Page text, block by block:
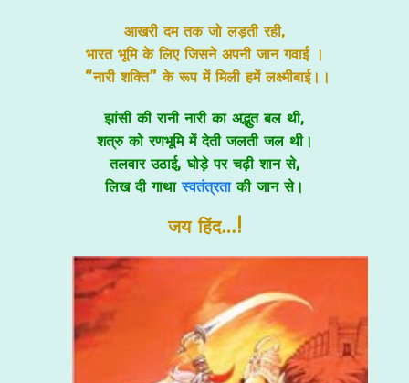
आखरी दम तक जो लड़ती रही,
भारत भूमि के लिए जिसने अपनी जानगवाई।
“नारी शक्ति” के रूप में मिली हमें लक्ष्मीबाई।।
झांसी की रानी नारी का अद्भुत बल थी,
शत्रु को रणभूमि में देती जलती जल थी।
तलवार उठाई, घोड़े पर चढ़ी शान से,
लिख दी गाथास्वतंत्रताकी जान से।
जय हिंद…!